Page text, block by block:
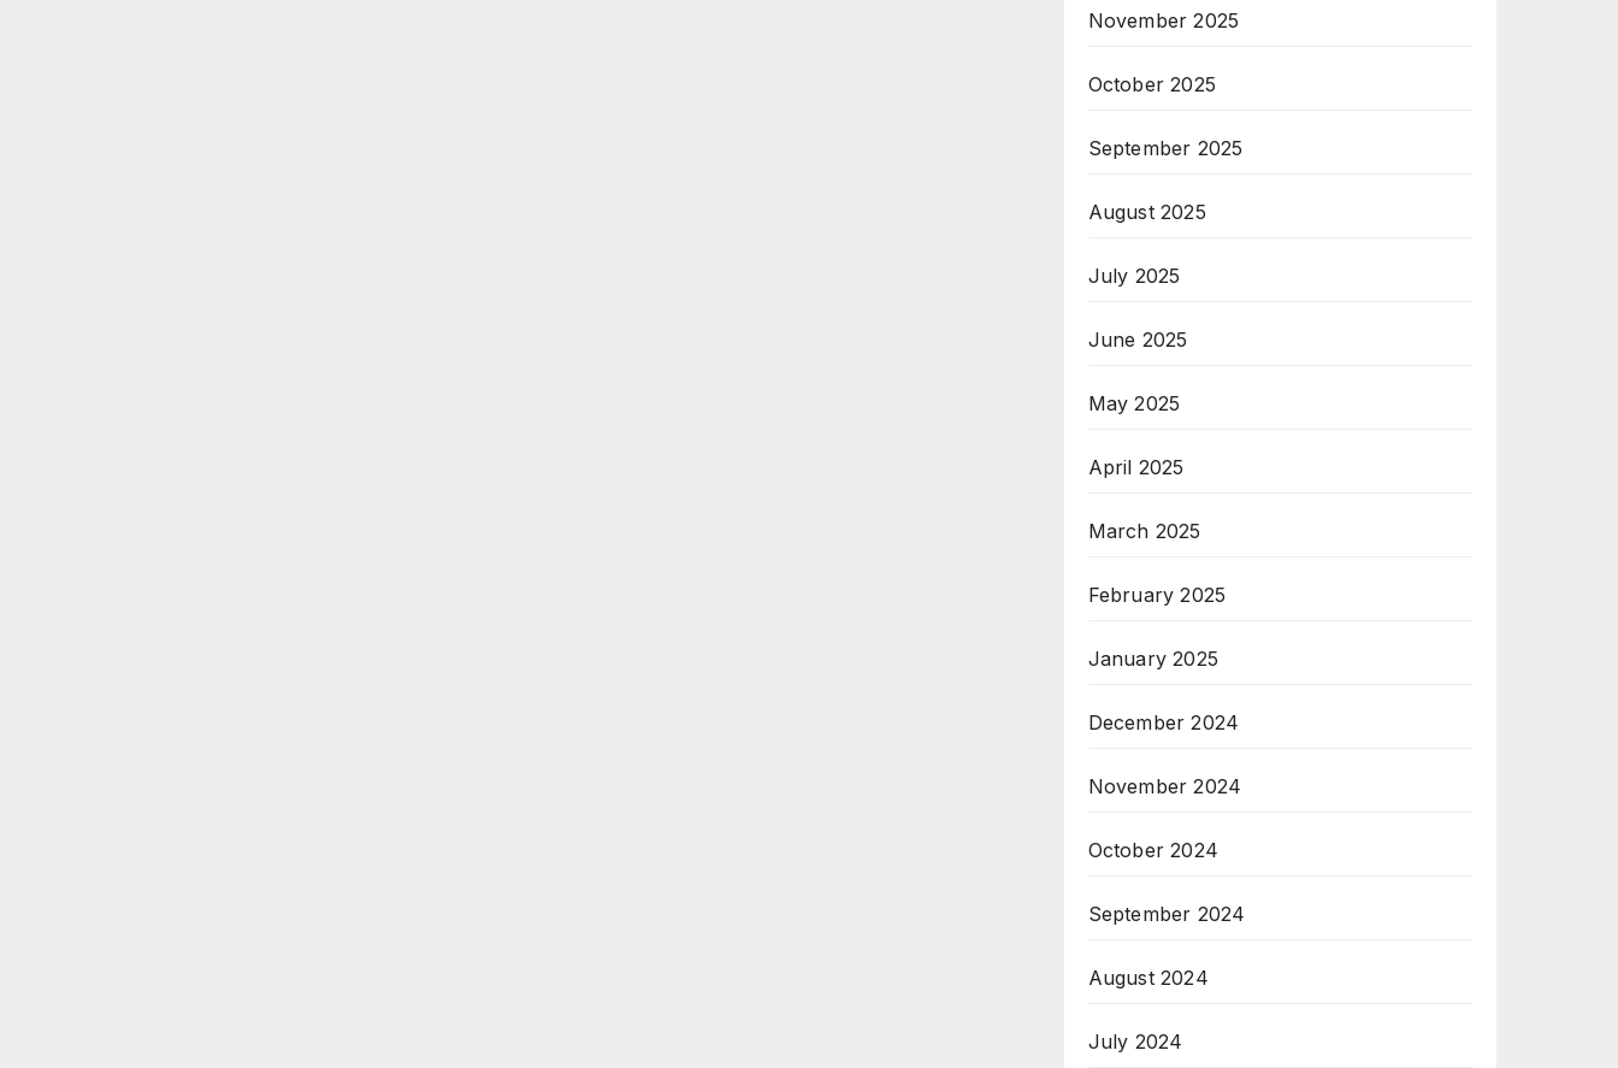
November 2025
October 2025
September 2025
August 2025
July 2025
June 2025
May 2025
April 2025
March 2025
February 2025
January 2025
December 2024
November 2024
October 2024
September 2024
August 2024
July 2024